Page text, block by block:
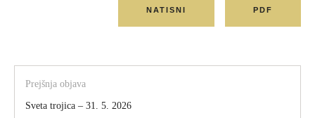
NATISNI PDF
Prejšnja objava
Sveta trojica – 31. 5. 2026